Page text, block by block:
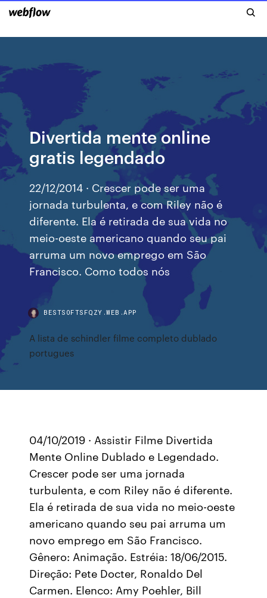
Divertida mente online
gratis legendado
22/12/2014 · Crescer pode ser uma
jornada turbulenta, e com Riley não é
diferente. Ela é retirada de sua vida no
meio-oeste americano quando seu pai
arruma um novo emprego em São
Francisco. Como todos nós
BESTSOFTSFQZY.WEB.APP
A lista de schindler filme completo dublado
portugues
04/10/2019 · Assistir Filme Divertida
Mente Online Dublado e Legendado.
Crescer pode ser uma jornada
turbulenta, e com Riley não é diferente.
Ela é retirada de sua vida no meio-oeste
americano quando seu pai arruma um
novo emprego em São Francisco.
Gênero: Animação. Estréia: 18/06/2015.
Direção: Pete Docter, Ronaldo Del
Carmen. Elenco: Amy Poehler, Bill